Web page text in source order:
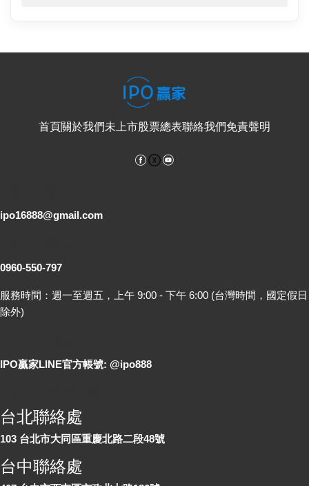
首頁關於我們未上市股票總表聯絡我們免責聲明
Facebook
ipo16888@gmail.com
0960-550-797
服務時間：週一至週五，上午 9:00 - 下午 6:00 (台灣時間，國定假日
除外)
IPO贏家LINE官方帳號: @ipo888
台北聯絡處
103 台北市大同區重慶北路二段48號
台中聯絡處